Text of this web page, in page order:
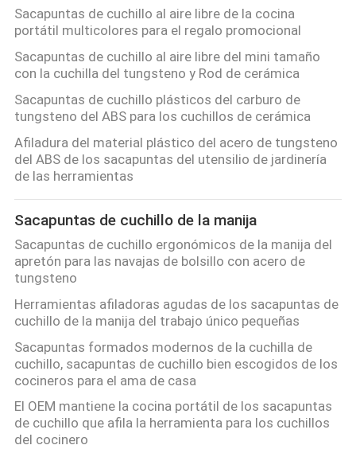
NOTICIAS
CASOS
DE
TRABAJO
SOLICITAR
UNA
CITA
MAPA
DEL
SITIO
PRIVACY
POLICY
Sacapuntas de cuchillo al aire libre de la cocina
portátil multicolores para el regalo promocional
Sacapuntas de cuchillo al aire libre del mini tamaño
con la cuchilla del tungsteno y Rod de cerámica
Sacapuntas de cuchillo plásticos del carburo de
tungsteno del ABS para los cuchillos de cerámica
Afiladura del material plástico del acero de tungsteno
del ABS de los sacapuntas del utensilio de jardinería
de las herramientas
Sacapuntas de cuchillo de la manija
Sacapuntas de cuchillo ergonómicos de la manija del
apretón para las navajas de bolsillo con acero de
tungsteno
Herramientas afiladoras agudas de los sacapuntas de
cuchillo de la manija del trabajo único pequeñas
Sacapuntas formados modernos de la cuchilla de
cuchillo, sacapuntas de cuchillo bien escogidos de los
cocineros para el ama de casa
El OEM mantiene la cocina portátil de los sacapuntas
de cuchillo que afila la herramienta para los cuchillos
del cocinero